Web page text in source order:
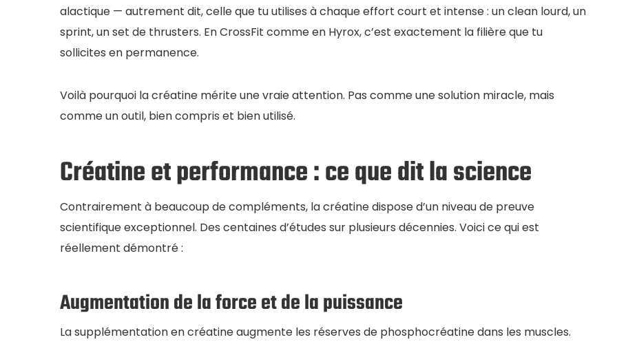
alactique — autrement dit, celle que tu utilises à chaque effort court et intense : un clean lourd, un
sprint, un set de thrusters. En CrossFit comme en Hyrox, c’est exactement la filière que tu
sollicites en permanence.
Voilà pourquoi la créatine mérite une vraie attention. Pas comme une solution miracle, mais
comme un outil, bien compris et bien utilisé.
Créatine et performance : ce que dit la science
Contrairement à beaucoup de compléments, la créatine dispose d’un niveau de preuve
scientifique exceptionnel. Des centaines d’études sur plusieurs décennies. Voici ce qui est
réellement démontré :
Augmentation de la force et de la puissance
La supplémentation en créatine augmente les réserves de phosphocréatine dans les muscles.